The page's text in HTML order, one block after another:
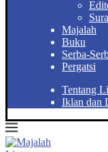
Majalah
Buku
Serba-
Pergatsi
Tentang
Iklan dan